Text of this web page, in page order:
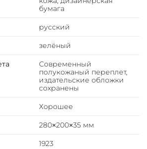
бумага
русский
зелёный
Современный
полукожаный переплет,
издательские обложки
сохранены
Хорошее
280×200×35 мм
1923